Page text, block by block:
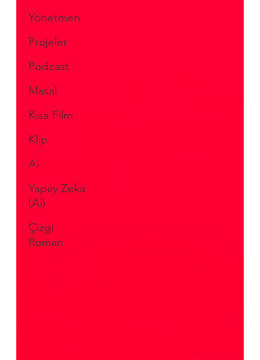
Yönetmen
Projeler
Podcast
Masal
Kısa Film
Klip
Ai
Yapay Zeka
(Ai)
Çizgi
Roman